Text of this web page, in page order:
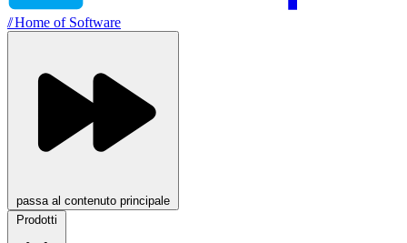
//Home of Software
passa al contenuto principale
Prodotti